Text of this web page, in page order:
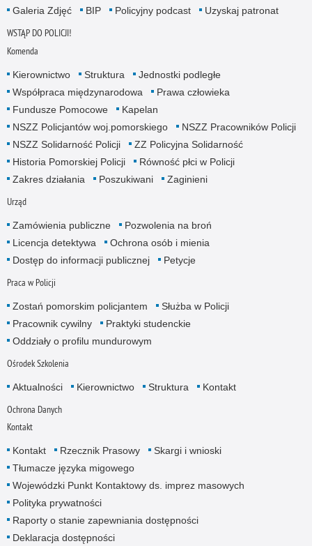
Galeria Zdjęć
BIP Policyjny podcast Uzyskaj patronat
WSTĄP DO POLICJI!
Komenda
Kierownictwo Struktura
Jednostki podległe
Współpraca międzynarodowa
Prawa człowieka
Fundusze Pomocowe
Kapelan
NSZZ Policjantów woj.pomorskiego
NSZZ Pracowników Policji
NSZZ Solidarność Policji
ZZ Policyjna Solidarność
Historia Pomorskiej Policji
Równość płci w Policji
Zakres działania
Poszukiwani Zaginieni
Urząd
Zamówienia publiczne
Pozwolenia na broń
Licencja detektywa
Ochrona osób i mienia
Dostęp do informacji publicznej
Petycje
Praca w Policji
Zostań pomorskim policjantem
Służba w Policji
Pracownik cywilny
Praktyki studenckie
Oddziały o profilu mundurowym
Ośrodek Szkolenia
Aktualności Kierownictwo Struktura Kontakt
Ochrona Danych
Kontakt
Kontakt Rzecznik Prasowy
Skargi i wnioski
Tłumacze języka migowego
Wojewódzki Punkt Kontaktowy ds. imprez masowych
Polityka prywatności
Raporty o stanie zapewniania dostępności
Deklaracja dostępności